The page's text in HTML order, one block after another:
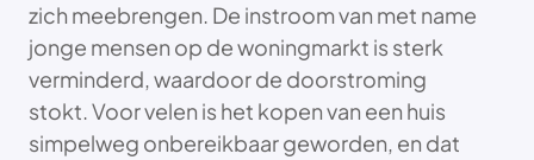
zich meebrengen. De instroom van met name
jonge mensen op de woningmarkt is sterk
verminderd, waardoor de doorstroming
stokt. Voor velen is het kopen van een huis
simpelweg onbereikbaar geworden, en dat